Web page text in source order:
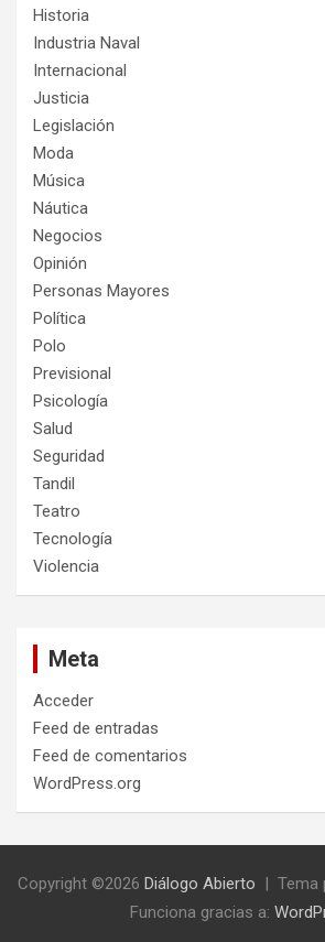
Historia
Industria Naval
Internacional
Justicia
Legislación
Moda
Música
Náutica
Negocios
Opinión
Personas Mayores
Política
Polo
Previsional
Psicología
Salud
Seguridad
Tandil
Teatro
Tecnología
Violencia
Meta
Acceder
Feed de entradas
Feed de comentarios
WordPress.org
Copyright ©2026 Diálogo Abierto Tema
Funciona gracias a: